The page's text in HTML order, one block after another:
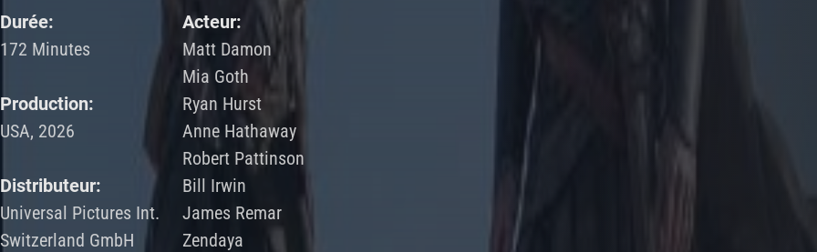
Durée:
172 Minutes
Production:
USA, 2026
Distributeur:
Universal Pictures Int.
Switzerland GmbH
Acteur:
Matt Damon
Mia Goth
Ryan Hurst
Anne Hathaway
Robert Pattinson
Bill Irwin
James Remar
Zendaya